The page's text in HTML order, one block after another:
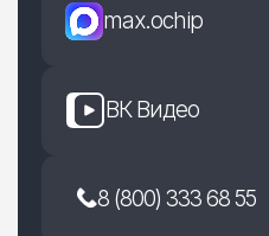
max.ochip
ВК Видео
8 (800) 333 68 55